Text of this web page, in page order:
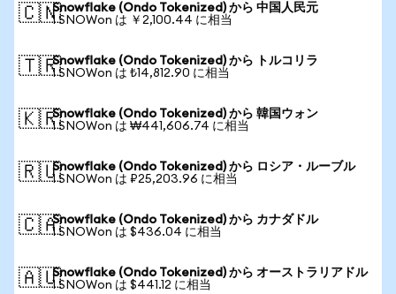
🇨🇳Snowflake (Ondo Tokenized) から 中国人民元
1 SNOWon は ￥2,100.44 に相当
🇹🇷Snowflake (Ondo Tokenized) から トルコリラ
1 SNOWon は ₺14,812.90 に相当
🇰🇷Snowflake (Ondo Tokenized) から 韓国ウォン
1 SNOWon は ₩441,606.74 に相当
🇷🇺Snowflake (Ondo Tokenized) から ロシア・ルーブル
1 SNOWon は ₽25,203.96 に相当
🇨🇦Snowflake (Ondo Tokenized) から カナダドル
1 SNOWon は $436.04 に相当
🇦🇺Snowflake (Ondo Tokenized) から オーストラリアドル
1 SNOWon は $441.12 に相当